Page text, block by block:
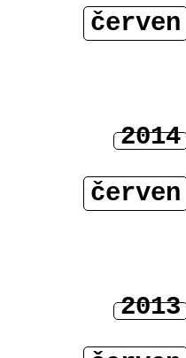
červen
2014
červen
2013